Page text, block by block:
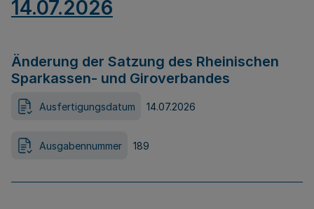
14.07.2026
Änderung der Satzung des Rheinischen
Sparkassen- und Giroverbandes
Ausfertigungsdatum 14.07.2026
Ausgabennummer 189